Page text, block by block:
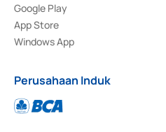
Google Play
App Store
Windows App
Perusahaan Induk